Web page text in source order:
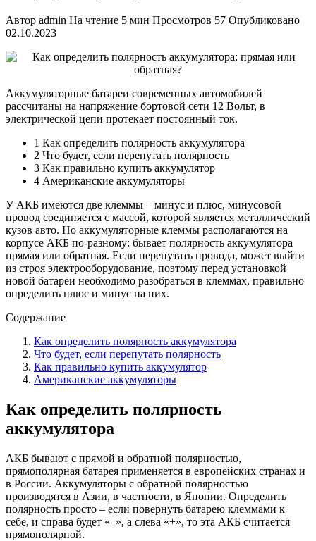
Автор admin На чтение 5 мин Просмотров 57 Опубликовано
02.10.2023
Аккумуляторные батареи современных автомобилей
рассчитаны на напряжение бортовой сети 12 Вольт, в
электрической цепи протекает постоянный ток.
1 Как определить полярность аккумулятора
2 Что будет, если перепутать полярность
3 Как правильно купить аккумулятор
4 Американские аккумуляторы
У АКБ имеются две клеммы – минус и плюс, минусовой
провод соединяется с массой, которой является металлический
кузов авто. Но аккумуляторные клеммы располагаются на
корпусе АКБ по-разному: бывает полярность аккумулятора
прямая или обратная. Если перепутать провода, может выйти
из строя электрооборудование, поэтому перед установкой
новой батареи необходимо разобраться в клеммах, правильно
определить плюс и минус на них.
Содержание
Как определить полярность аккумулятора
Что будет, если перепутать полярность
Как правильно купить аккумулятор
Американские аккумуляторы
Как определить полярность
аккумулятора
АКБ бывают с прямой и обратной полярностью,
прямополярная батарея применяется в европейских странах и
в России. Аккумуляторы с обратной полярностью
производятся в Азии, в частности, в Японии. Определить
полярность просто – если повернуть батарею клеммами к
себе, и справа будет «–», а слева «+», то эта АКБ считается
прямополярной.